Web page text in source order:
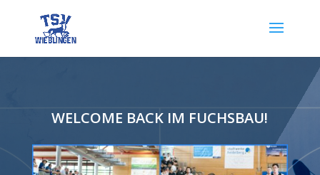
WELCOME BACK IM FUCHSBAU!